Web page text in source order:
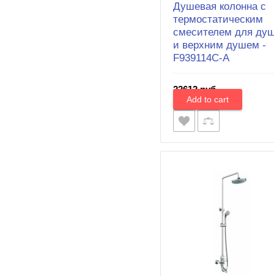
Душевая колонна с
термостатическим
смесителем для
и верхним душем -
F939114C-A
22612 руб.